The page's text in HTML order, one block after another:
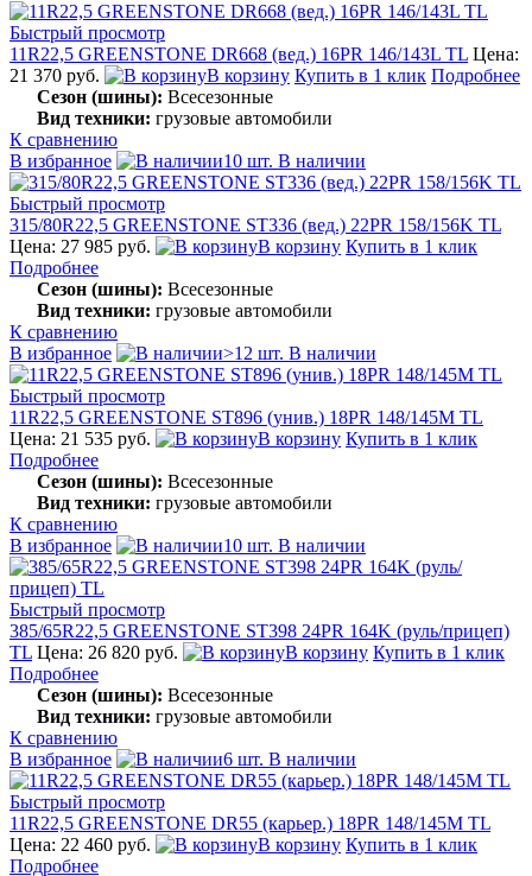
Быстрый просмотр
11R22,5 GREENSTONE DR668 (вед.) 16PR 146/143L TL Цена:
21 370 руб.
В корзину Купить в 1 клик Подробнее
Сезон (шины): Всесезонные
Вид техники: грузовые автомобили
К сравнению
В избранное
10 шт. В наличии
Быстрый просмотр
315/80R22,5 GREENSTONE ST336 (вед.) 22PR 158/156K TL
Цена: 27 985 руб.
В корзину Купить в 1 клик
Подробнее
Сезон (шины): Всесезонные
Вид техники: грузовые автомобили
К сравнению
В избранное
>12 шт. В наличии
Быстрый просмотр
11R22,5 GREENSTONE ST896 (унив.) 18PR 148/145M TL
Цена: 21 535 руб.
В корзину Купить в 1 клик
Подробнее
Сезон (шины): Всесезонные
Вид техники: грузовые автомобили
К сравнению
В избранное
10 шт. В наличии
Быстрый просмотр
385/65R22,5 GREENSTONE ST398 24PR 164K (руль/прицеп)
TL Цена: 26 820 руб. В корзину Купить в 1 клик
Подробнее
Сезон (шины): Всесезонные
Вид техники: грузовые автомобили
К сравнению
В избранное
6 шт. В наличии
Быстрый просмотр
11R22,5 GREENSTONE DR55 (карьер.) 18PR 148/145M TL
Цена: 22 460 руб.
В корзину Купить в 1 клик
Подробнее